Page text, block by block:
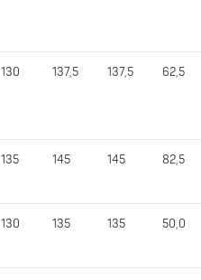
130 137,5 137,5 62,5
135 145 145 82,5
130 135 135 50,0